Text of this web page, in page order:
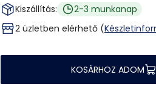
Kiszállítás:
2-3 munkanap
2 üzletben elérhető (
KOSÁRHOZ ADOM